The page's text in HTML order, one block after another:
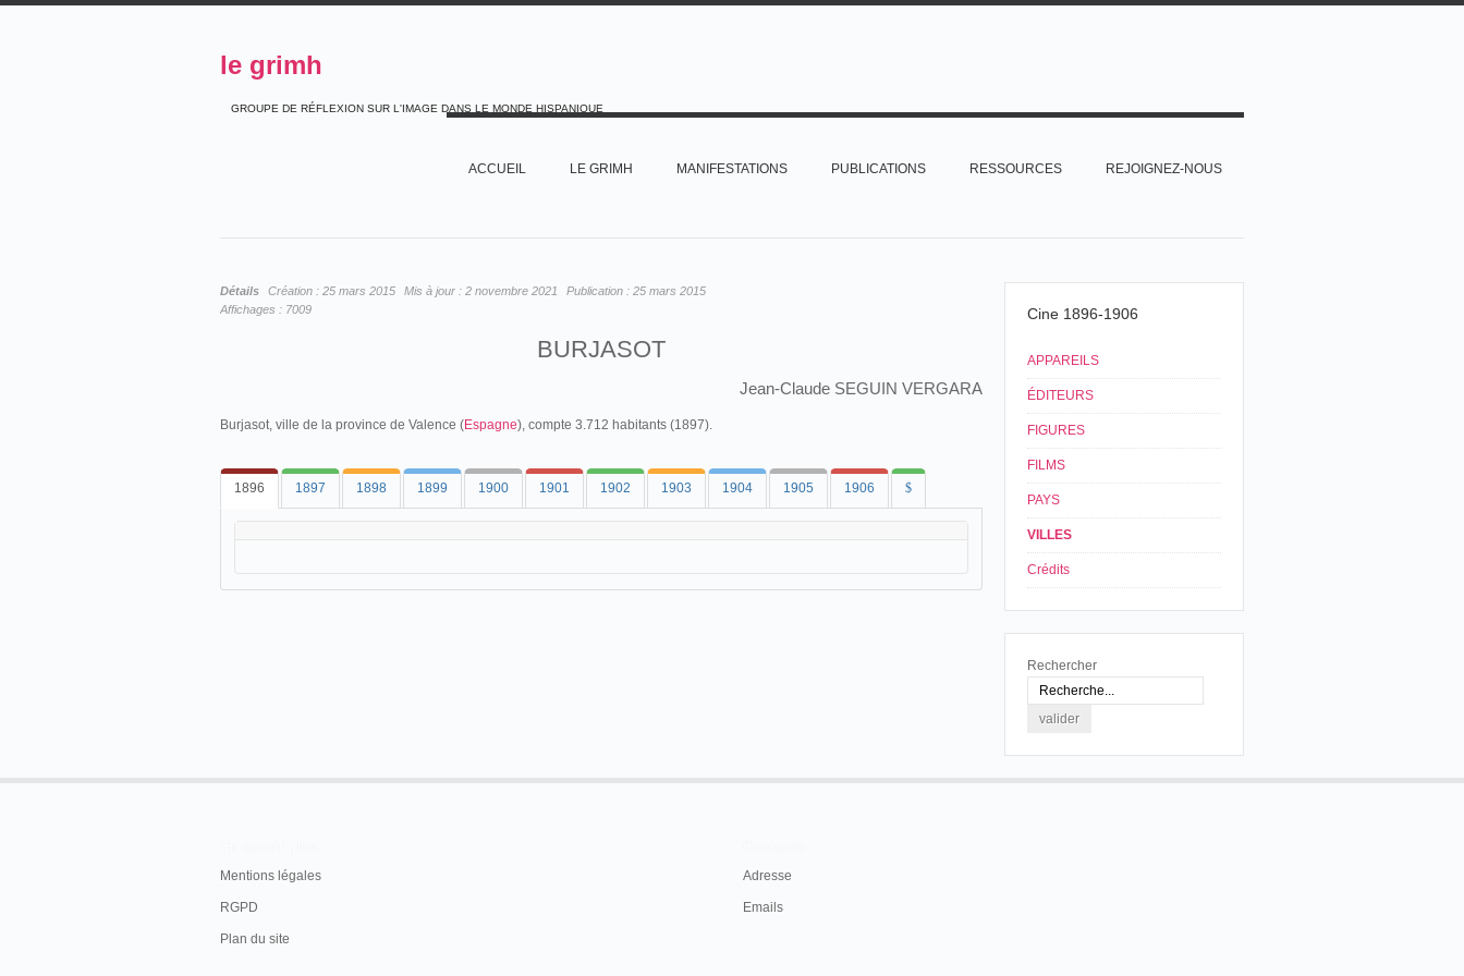
le grimh
GROUPE DE RÉFLEXION SUR L'IMAGE DANS LE MONDE HISPANIQUE
ACCUEIL LE GRIMH MANIFESTATIONS PUBLICATIONS RESSOURCES REJOIGNEZ-NOUS
Détails Création : 25 mars 2015 Mis à jour : 2 novembre 2021 Publication : 25 mars 2015
Affichages : 7009
BURJASOT
Jean-Claude SEGUIN VERGARA
Burjasot, ville de la province de Valence (Espagne), compte 3.712 habitants (1897).
1896 1897 1898 1899 1900 1901 1902 1903 1904 1905 1906 $
Cine 1896-1906
APPAREILS
ÉDITEURS
FIGURES
FILMS
PAYS
VILLES
Crédits
Rechercher
Mentions légales
RGPD
Plan du site
Adresse
Emails